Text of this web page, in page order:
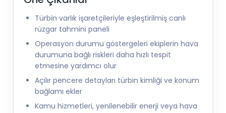
Türbin varlık işaretçileriyle eşleştirilmiş canlı
rüzgar tahmini paneli
Operasyon durumu göstergeleri ekiplerin hava
durumuna bağlı riskleri daha hızlı tespit
etmesine yardımcı olur
Açılır pencere detayları türbin kimliği ve konum
bağlamı ekler
Kamu hizmetleri, yenilenebilir enerji veya hava